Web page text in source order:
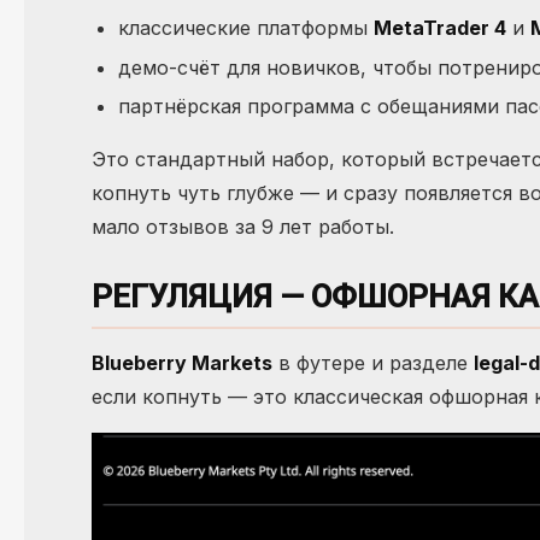
классические платформы MetaTrader 4 и
демо-счёт для новичков, чтобы
партнёрская программа с обещаниями
Это стандартный набор, который
копнуть чуть глубже — и сразу появляется
мало отзывов за 9 лет работы.
РЕГУЛЯЦИЯ — ОФШОРНАЯ
Blueberry Markets в футере и разделе legal-
если копнуть — это классическая офшорная